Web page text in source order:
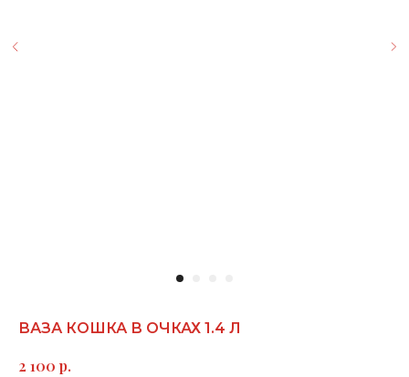
ВАЗА КОШКА В ОЧКАХ 1.4 Л
2 100 р.